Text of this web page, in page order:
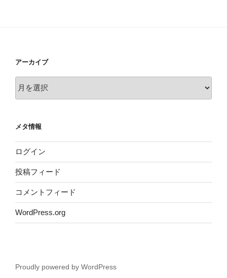
アーカイブ
ー
ブ
メタ情報
ログイン
投稿フィード
コメントフィード
WordPress.org
Proudly powered by WordPress